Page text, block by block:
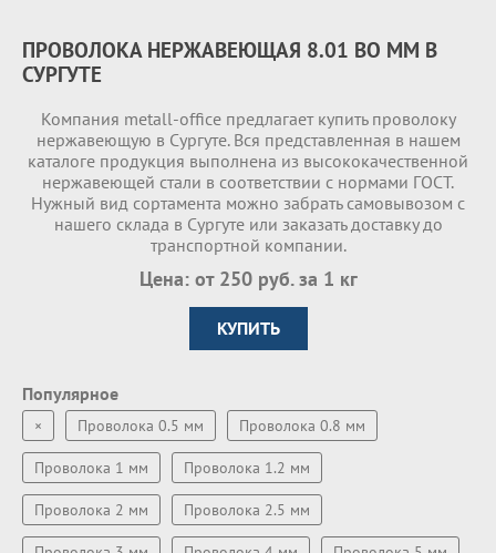
ПРОВОЛОКА НЕРЖАВЕЮЩАЯ 8.01 ВО ММ В
СУРГУТЕ
Компания metall-office предлагает купить проволоку
нержавеющую в Сургуте. Вся представленная в нашем
каталоге продукция выполнена из высококачественной
нержавеющей стали в соответствии с нормами ГОСТ.
Нужный вид сортамента можно забрать самовывозом с
нашего склада в Сургуте или заказать доставку до
транспортной компании.
Цена: от 250 руб. за 1 кг
КУПИТЬ
Популярное
× Проволока 0.5 мм Проволока 0.8 мм
Проволока 1 мм Проволока 1.2 мм
Проволока 2 мм Проволока 2.5 мм